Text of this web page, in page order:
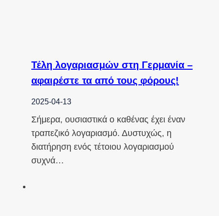
Τέλη λογαριασμών στη Γερμανία –
αφαιρέστε τα από τους φόρους!
2025-04-13
Σήμερα, ουσιαστικά ο καθένας έχει έναν
τραπεζικό λογαριασμό. Δυστυχώς, η
διατήρηση ενός τέτοιου λογαριασμού
συχνά…